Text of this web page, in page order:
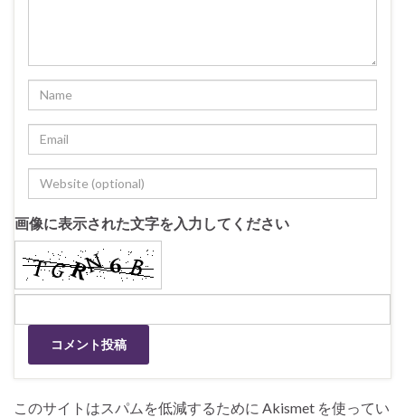
画像に表示された文字を入力してください
このサイトはスパムを低減するために Akismet を使ってい